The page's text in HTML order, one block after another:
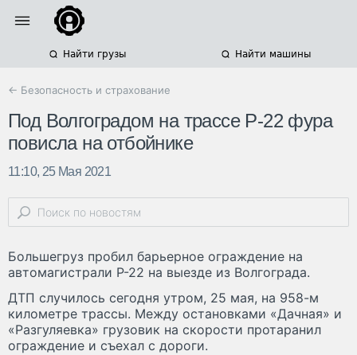
Найти грузы Найти машины
← Безопасность и страхование
Под Волгоградом на трассе Р-22 фура
повисла на отбойнике
11:10, 25 Мая 2021
Большегруз пробил барьерное ограждение на
автомагистрали Р-22 на выезде из Волгограда.
ДТП случилось сегодня утром, 25 мая, на 958-м
километре трассы. Между остановками «Дачная» и
«Разгуляевка» грузовик на скорости протаранил
ограждение и съехал с дороги.